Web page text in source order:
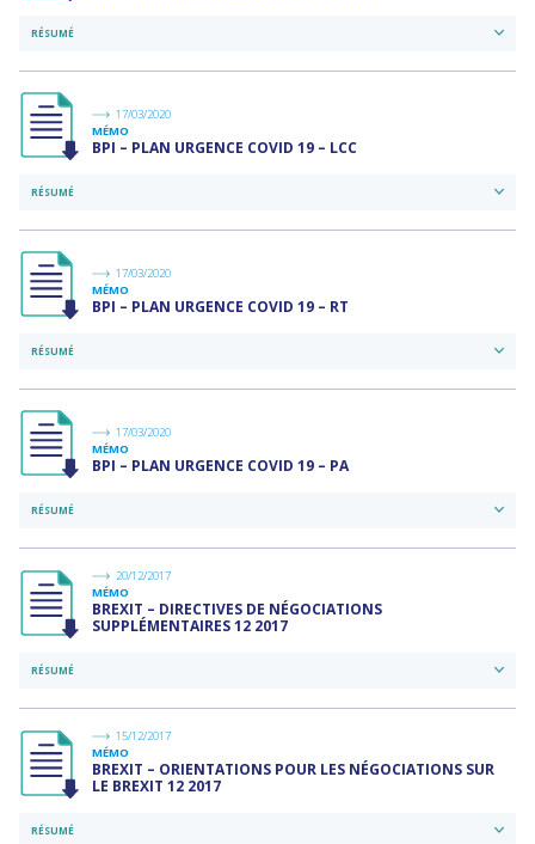
RÉSUMÉ
17/03/2020
MÉMO
BPI – PLAN URGENCE COVID 19 – LCC
RÉSUMÉ
17/03/2020
MÉMO
BPI – PLAN URGENCE COVID 19 – RT
RÉSUMÉ
17/03/2020
MÉMO
BPI – PLAN URGENCE COVID 19 – PA
RÉSUMÉ
20/12/2017
MÉMO
BREXIT – DIRECTIVES DE NÉGOCIATIONS
SUPPLÉMENTAIRES 12 2017
RÉSUMÉ
15/12/2017
MÉMO
BREXIT – ORIENTATIONS POUR LES NÉGOCIATIONS SUR
LE BREXIT 12 2017
RÉSUMÉ